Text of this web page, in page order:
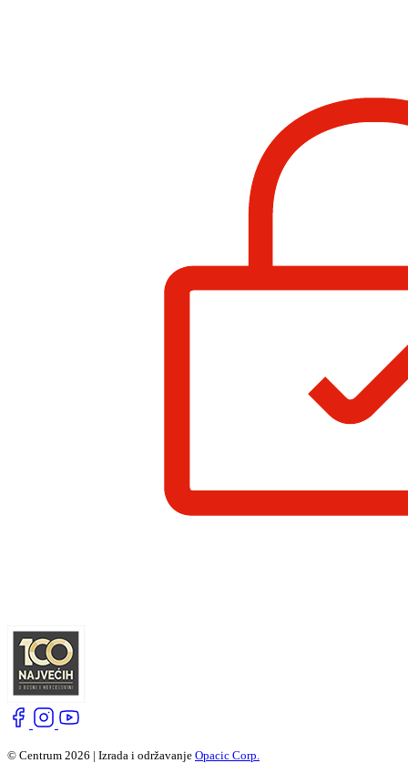
© Centrum 2026 | Izrada i održavanje Opacic Corp.